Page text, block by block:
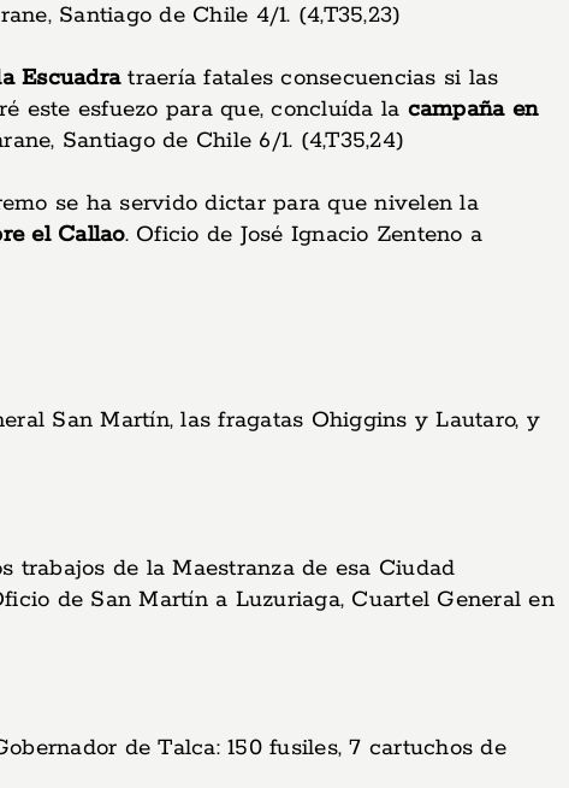
Santiago de Chile 4/1. (4,T35,23)
Escuadratraería fatales consecuencias si las
este esfuezo para que, concluída la campaña en
Santiago de Chile 6/1. (4,T35,24)
se ha servido dictar para que nivelen la
el Callao. Oficio de José Ignacio Zenteno a
San Martín, las fragatas Ohiggins y Lautaro, y
de la Maestranza de esa Ciudad
de San Martín a Luzuriaga, Cuartel General en
de Talca: 150 fusiles, 7 cartuchos de